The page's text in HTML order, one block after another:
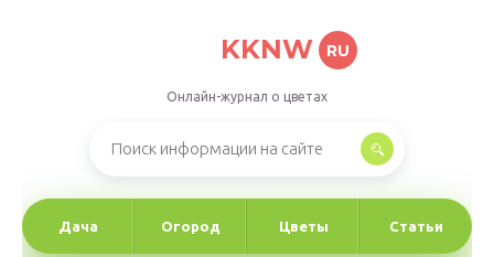
KKNW RU
Онлайн-журнал о цветах
Дача Огород Цветы Статьи